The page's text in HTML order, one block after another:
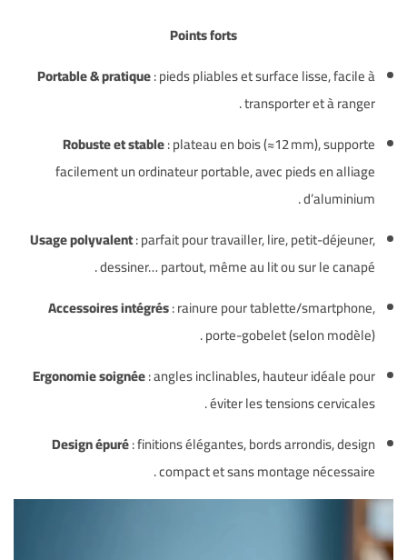
Points forts
Portable & pratique: pieds pliables et surface lisse, facile à
transporter et à ranger
.
Robuste et stable: plateau en bois (≈12 mm), supporte
facilement un ordinateur portable, avec pieds en alliage
d’aluminium
.
Usage polyvalent: parfait pour travailler, lire, petit-déjeuner,
dessiner… partout, même au lit ou sur le canapé
.
Accessoires intégrés: rainure pour tablette/smartphone,
porte-gobelet (selon modèle)
.
Ergonomie soignée: angles inclinables, hauteur idéale pour
éviter les tensions cervicales
.
Design épuré: finitions élégantes, bords arrondis, design
compact et sans montage nécessaire
.